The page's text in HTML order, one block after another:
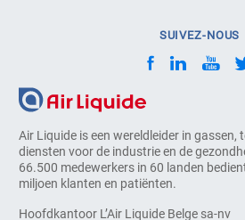
Air Liquide is een wereldleider in gassen,
diensten voor de industrie en de
66.500 medewerkers in 60 landen
miljoen klanten en patiënten.
Hoofdkantoor L’Air Liquide Belge sa-nv
SUIVEZ-NOUS